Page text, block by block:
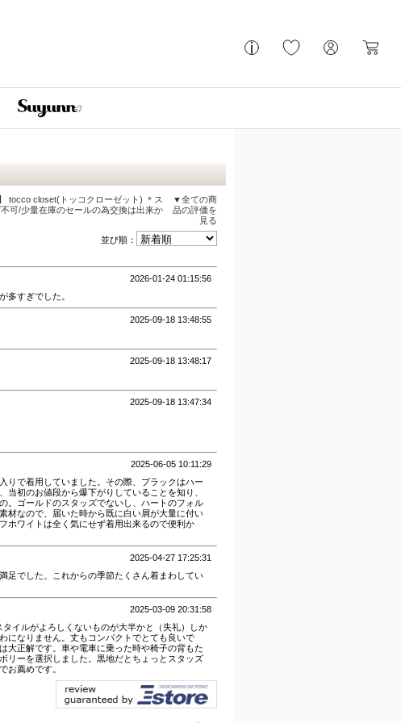
tocco closet(トッコクローゼット) ＊ス
可/少量在庫のセールの為交換は出来か
▼全ての商
品の評価を
見る
並び順：
2026-01-24 01:15:56
多すぎでした。
2025-09-18 13:48:55
2025-09-18 13:48:17
2025-09-18 13:47:34
2025-06-05 10:11:29
りで着用していました。その際、ブラックはハー
当初のお値段から爆下がりしていることを知り、
。ゴールドのスタッズでないし、ハートのフォル
材なので、届いた時から既に白い屑が大量に付い
ホワイトは全く気にせず着用出来るので便利か
2025-04-27 17:25:31
足でした。これからの季節たくさん着まわしてい
2025-03-09 20:31:58
イルがよろしくないものが大半かと（失礼）しか
になりません。丈もコンパクトでとても良いで
大正解です。車や電車に乗った時や椅子の背もた
リーを選択しました。黒地だとちょっとスタッズ
お薦めです。